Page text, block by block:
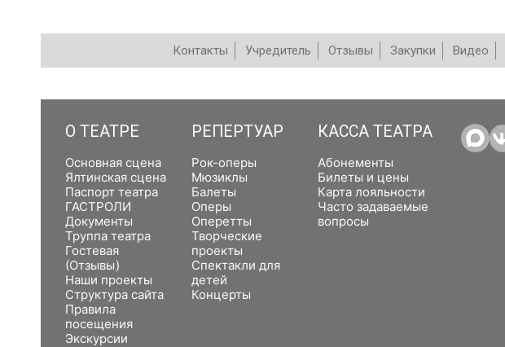
Контакты Учредитель Отзывы Закупки Видео
О ТЕАТРЕ
Основная сцена
Ялтинская сцена
Паспорт театра
ГАСТРОЛИ
Документы
Труппа театра
Гостевая
(Отзывы)
Наши проекты
Структура сайта
Правила
посещения
Экскурсии
РЕПЕРТУАР
Рок-оперы
Мюзиклы
Балеты
Оперы
Оперетты
Творческие
проекты
Спектакли для
детей
Концерты
КАССА ТЕАТРА
Абонементы
Билеты и цены
Карта лояльности
Часто задаваемые
вопросы